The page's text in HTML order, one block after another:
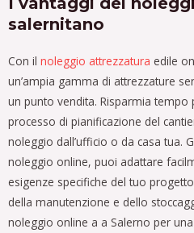
salernitano
Con il noleggio attrezzatura edile
un’ampia gamma di attrezzature
un punto vendita. Risparmia tempo
processo di pianificazione del
noleggio dall’ufficio o da casa tua.
noleggio online, puoi adattare
esigenze specifiche del tuo
della manutenzione e dello
noleggio online a a Salerno per